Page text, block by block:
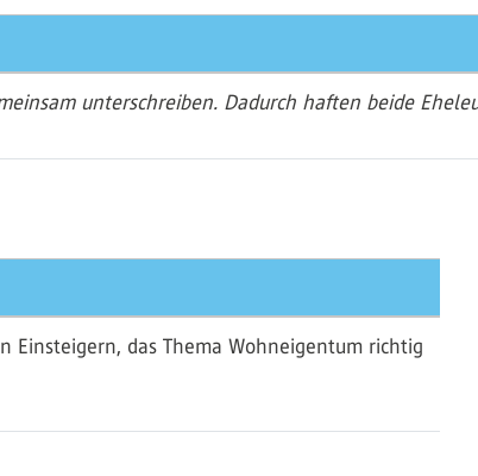
unterschreiben. Dadurch haften beide
Einsteigern, das Thema Wohneigentum richtig